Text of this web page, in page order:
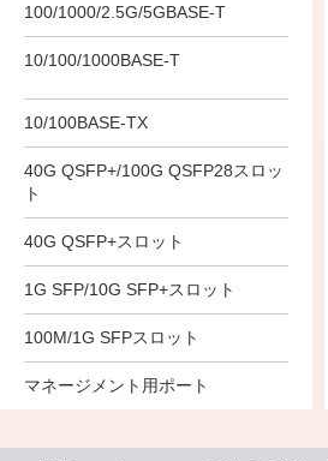
100/1000/2.5G/5GBASE-T
10/100/1000BASE-T
10/100BASE-TX
40G QSFP+/100G QSFP28スロッ
ト
40G QSFP+スロット
1G SFP/10G SFP+スロット
100M/1G SFPスロット
マネージメント用ポート
16 (PoE-OUT)
－
－
－
－
2
－
－
8 (PoE-OUT)
－
2